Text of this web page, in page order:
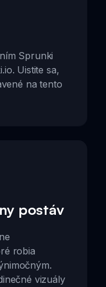
Sprunki
Uistite sa,
na tento
postáv
robia
vizuály